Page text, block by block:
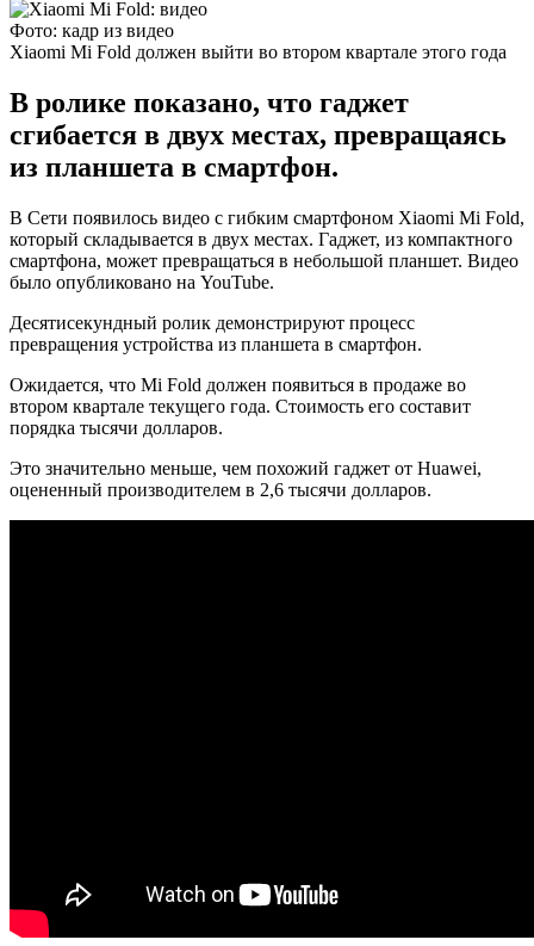
Фото: кадр из видео
Xiaomi Mi Fold должен выйти во втором квартале этого года
В ролике показано, что гаджет
сгибается в двух местах, превращаясь
из планшета в смартфон.
В Сети появилось видео с гибким смартфоном Xiaomi Mi Fold,
который складывается в двух местах. Гаджет, из компактного
смартфона, может превращаться в небольшой планшет. Видео
было опубликовано на YouTube.
Десятисекундный ролик демонстрируют процесс
превращения устройства из планшета в смартфон.
Ожидается, что Mi Fold должен появиться в продаже во
втором квартале текущего года. Стоимость его составит
порядка тысячи долларов.
Это значительно меньше, чем похожий гаджет от Huawei,
оцененный производителем в 2,6 тысячи долларов.